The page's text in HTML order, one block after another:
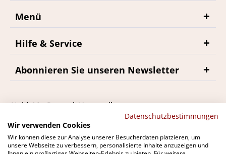
Menü
Hilfe & Service
Abonnieren Sie unseren Newsletter
*inkl. MwSt., zzgl. Versandkosten
Datenschutzbestimmungen
Wir verwenden Cookies
Wir können diese zur Analyse unserer Besucherdaten platzieren, um
unsere Webseite zu verbessern, personalisierte Inhalte anzuzeigen und